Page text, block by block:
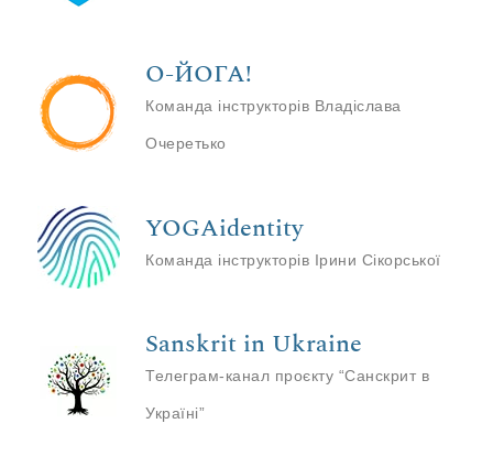
О-ЙОГА!
Команда інструкторів Владіслава
Очеретько
YOGAidentity
Команда інструкторів Ірини Сікорської
Sanskrit in Ukraine
Телеграм-канал проєкту “Санскрит в
Україні”